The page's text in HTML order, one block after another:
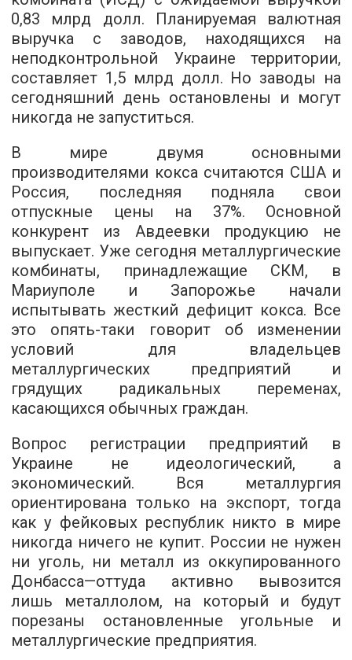
0,83 млрд долл. Планируемая валютная
выручка с заводов, находящихся на
неподконтрольной Украине территории,
составляет 1,5 млрд долл. Но заводы на
сегодняшний день остановлены и могут
никогда не запуститься.
В мире двумя основными
производителями кокса считаются США и
Россия, последняя подняла свои
отпускные цены на 37%. Основной
конкурент из Авдеевки продукцию не
выпускает. Уже сегодня металлургические
комбинаты, принадлежащие СКМ, в
Мариуполе и Запорожье начали
испытывать жесткий дефицит кокса. Все
это опять-таки говорит об изменении
условий для владельцев
металлургических предприятий и
грядущих радикальных переменах,
касающихся обычных граждан.
Вопрос регистрации предприятий в
Украине не идеологический, а
экономический. Вся металлургия
ориентирована только на экспорт, тогда
как у фейковых республик никто в мире
никогда ничего не купит. России не нужен
ни уголь, ни металл из оккупированного
Донбасса—оттуда активно вывозится
лишь металлолом, на который и будут
порезаны остановленные угольные и
металлургические предприятия.